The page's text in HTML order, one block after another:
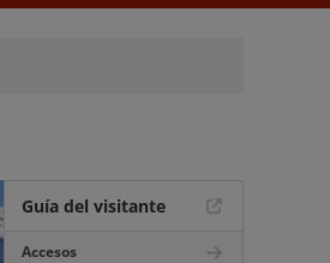
Guía del visitante
Accesos